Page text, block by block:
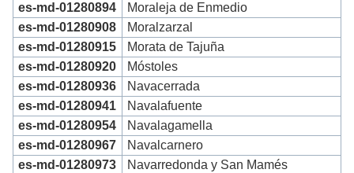
es-md-01280894
Moraleja de Enmedio
es-md-01280908
Moralzarzal
es-md-01280915
Morata de Tajuña
es-md-01280920
Móstoles
es-md-01280936
Navacerrada
es-md-01280941
Navalafuente
es-md-01280954
Navalagamella
es-md-01280967
Navalcarnero
es-md-01280973
Navarredonda y San Mamés